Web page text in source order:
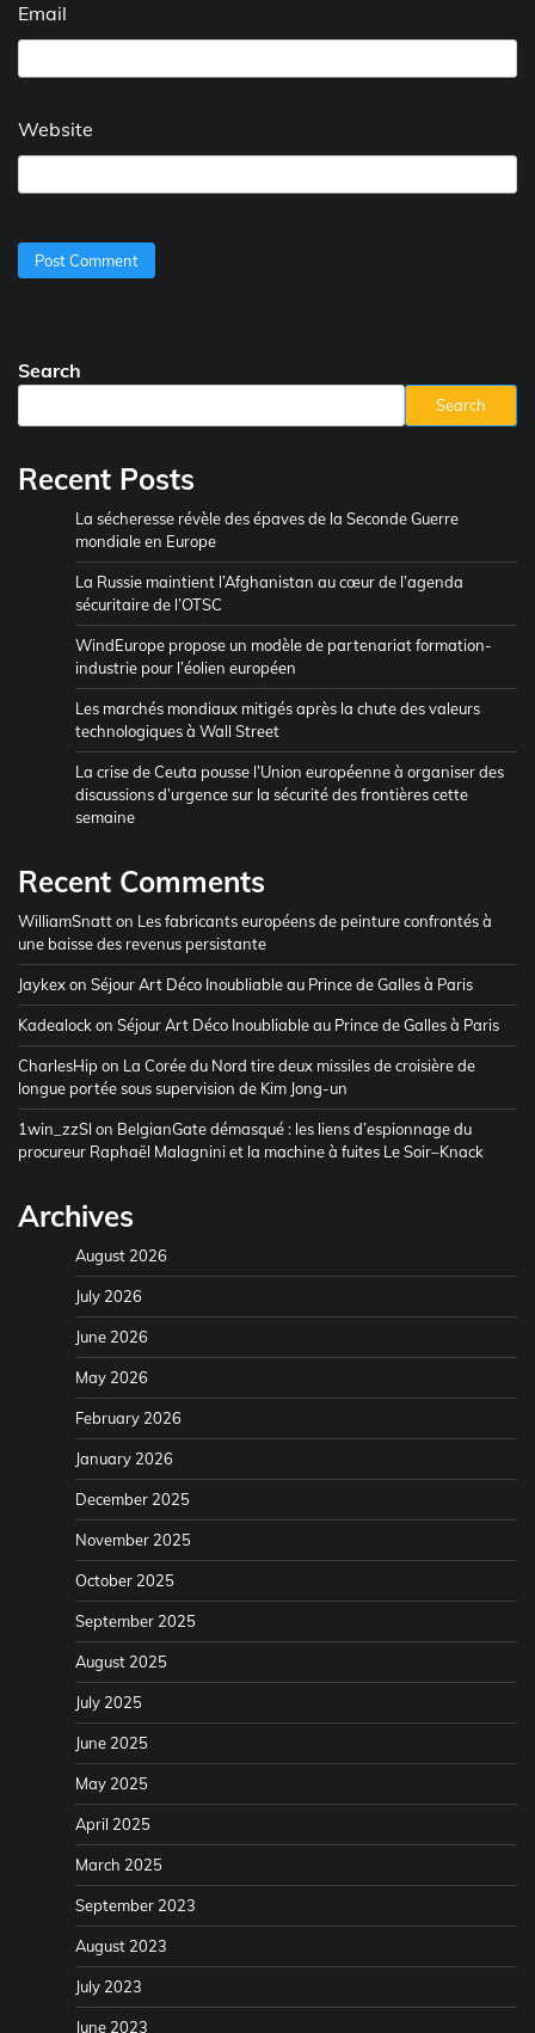
Email
Website
Search
Search
Recent Posts
La sécheresse révèle des épaves de la Seconde Guerre
mondiale en Europe
La Russie maintient l’Afghanistan au cœur de l’agenda
sécuritaire de l’OTSC
WindEurope propose un modèle de partenariat formation-
industrie pour l’éolien européen
Les marchés mondiaux mitigés après la chute des valeurs
technologiques à Wall Street
La crise de Ceuta pousse l’Union européenne à organiser des
discussions d’urgence sur la sécurité des frontières cette
semaine
Recent Comments
WilliamSnatton Les fabricants européens de peinture confrontés à
une baisse des revenus persistante
Jaykexon Séjour Art Déco Inoubliable au Prince de Galles à Paris
Kadealock on Séjour Art Déco Inoubliable au Prince de Galles à Paris
CharlesHipon La Corée du Nord tire deux missiles de croisière de
longue portée sous supervision de Kim Jong-un
1win_zzSl on BelgianGate démasqué : les liens d’espionnage du
procureur Raphaël Malagnini et la machine à fuites Le Soir–Knack
Archives
August 2026
July 2026
June 2026
May 2026
February 2026
January 2026
December 2025
November 2025
October 2025
September 2025
August 2025
July 2025
June 2025
May 2025
April 2025
March 2025
September 2023
August 2023
July 2023
June 2023